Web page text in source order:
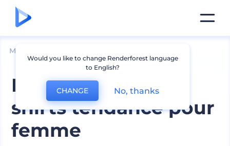
Mockups
Maquettes de t-
shirts tendance pour
femme
Would you like to change Renderforest language
to English?
CHANGE No, thanks